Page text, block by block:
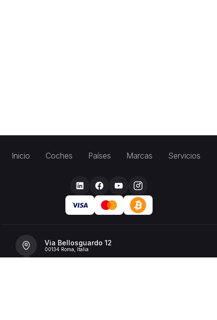
Inicio Coches Países Marcas Servicios
Via Bellosguardo 12
00134 Roma, Italia